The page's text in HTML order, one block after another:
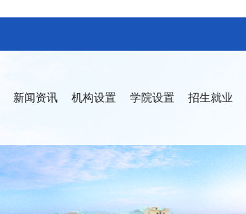
新闻资讯 机构设置 学院设置 招生就业